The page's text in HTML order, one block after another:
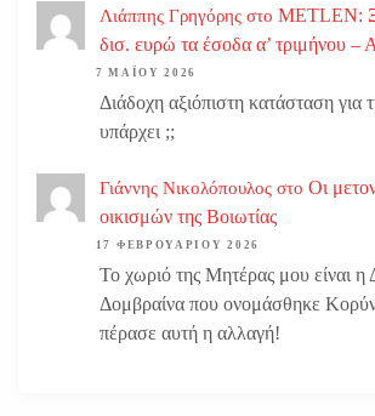
Λιάππης Γρηγόρης στο METLEN:
δισ. ευρώ τα έσοδα α’ τριμήνου –
7 ΜΑΪ́ΟΥ 2026
Διάδοχη αξιόπιστη κατάσταση για
υπάρχει ;;
Γιάννης Νικολόπουλος στο Οι
οικισμών της Βοιωτίας
17 ΦΕΒΡΟΥΑΡΊΟΥ 2026
Το χωριό της Μητέρας μου είναι η
Δομβραίνα που ονομάσθηκε
πέρασε αυτή η αλλαγή!